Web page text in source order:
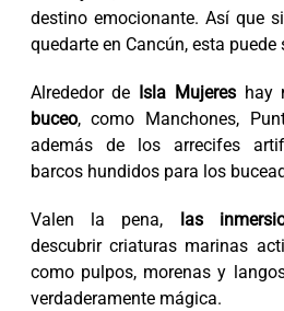
destino emocionante. Así que
quedarte en Cancún, esta
Alrededor de Isla Mujereshay
buceo, como Manchones,
además de los arrecifes
barcos hundidos para los
Valen la pena, las
descubrir criaturas marinas
como pulpos, morenas y
verdaderamente mágica.